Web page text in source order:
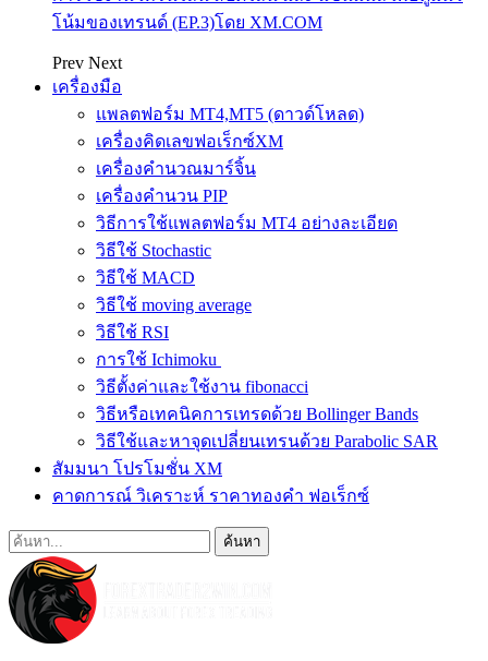
โน้มของเทรนด์ (EP.3)โดย XM.COM
Prev Next
เครื่องมือ
แพลตฟอร์ม MT4,MT5 (ดาวด์โหลด)
เครื่องคิดเลขฟอเร็กซ์XM
เครื่องคำนวณมาร์จิ้น
เครื่องคำนวน PIP
วิธีการใช้แพลตฟอร์ม MT4 อย่างละเอียด
วิธีใช้ Stochastic
วิธีใช้ MACD
วิธีใช้ moving average
วิธีใช้ RSI
การใช้ Ichimoku
วิธีตั้งค่าและใช้งาน fibonacci
วิธีหรือเทคนิคการเทรดด้วย Bollinger Bands
วิธีใช้และหาจุดเปลี่ยนเทรนด้วย Parabolic SAR
สัมมนา โปรโมชั่น XM
คาดการณ์ วิเคราะห์ ราคาทองคำ ฟอเร็กซ์